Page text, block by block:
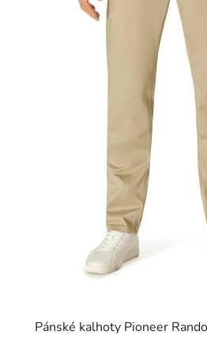
Pánské kalhoty Pioneer